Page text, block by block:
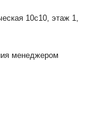
10с10, этаж 1,
менеджером